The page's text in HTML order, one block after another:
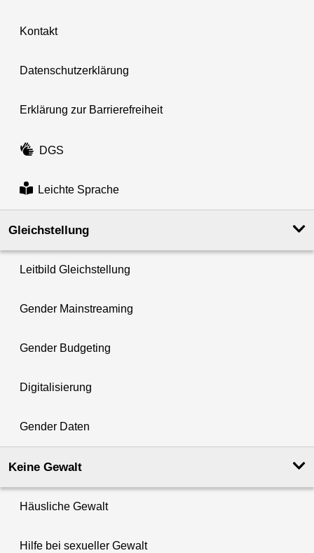
Kontakt
Datenschutzerklärung
Erklärung zur Barrierefreiheit
DGS
Leichte Sprache
Gleichstellung
Leitbild Gleichstellung
Gender Mainstreaming
Gender Budgeting
Digitalisierung
Gender Daten
Keine Gewalt
Häusliche Gewalt
Hilfe bei sexueller Gewalt